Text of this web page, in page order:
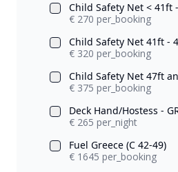
Child Safety Net < 41ft
€ 270 per_booking
Child Safety Net 41ft -
€ 320 per_booking
Child Safety Net 47ft
€ 375 per_booking
Deck Hand/Hostess -
€ 265 per_night
Fuel Greece (C 42-49)
€ 1645 per_booking